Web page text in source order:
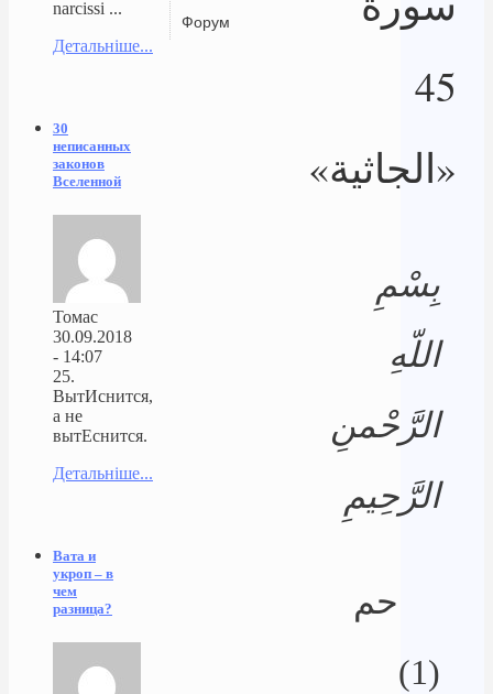
Форум
45
«الجاثية»
بِسْمِ
اللّهِ
الرَّحْمنِ
الرَّحِيمِ
حم
(1)
narcissi ...
Детальніше...
30
неписанных
законов
Вселенной
Томас
30.09.2018
- 14:07
25.
ВытИснится,
а не
вытЕснится.
Детальніше...
Вата и
укроп – в
чем
разница?